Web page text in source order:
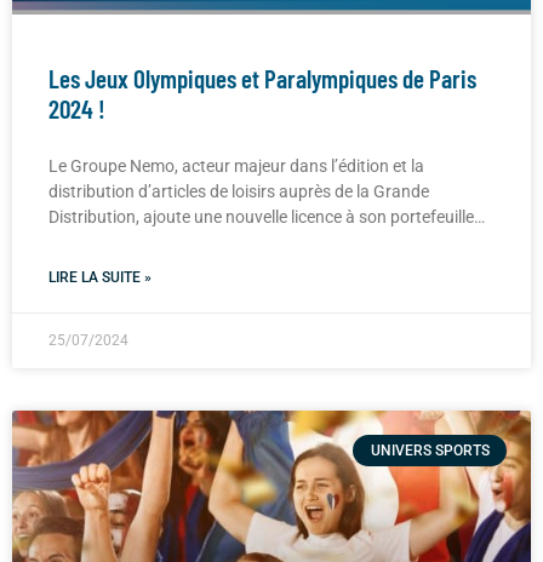
Les Jeux Olympiques et Paralympiques de Paris
2024 !
Le Groupe Nemo, acteur majeur dans l’édition et la
distribution d’articles de loisirs auprès de la Grande
Distribution, ajoute une nouvelle licence à son portefeuille…
LIRE LA SUITE »
25/07/2024
UNIVERS SPORTS